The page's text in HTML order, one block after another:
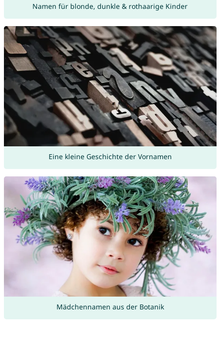
Namen für blonde, dunkle & rothaarige Kinder
Eine kleine Geschichte der Vornamen
Mädchennamen aus der Botanik